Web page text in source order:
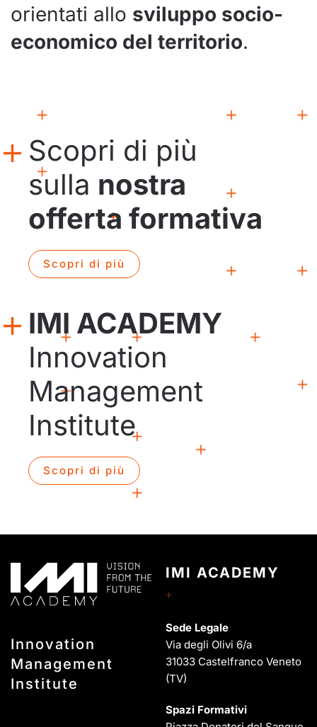
orientati allo sviluppo socio-
economico del territorio.
Scopri di più
sulla nostra
offerta formativa
Scopri di più
IMI ACADEMY
Innovation
Management
Institute
Scopri di più
Innovation
Management
Institute
IMI ACADEMY
Sede Legale
Via degli Olivi 6/a
31033 Castelfranco Veneto
(TV)
Spazi Formativi